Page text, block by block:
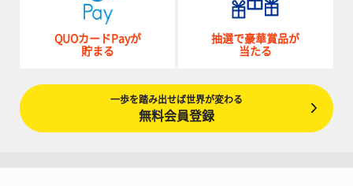
QUOカードPayが
貯まる
抽選で豪華賞品が
当たる
一歩を踏み出せば世界が変わる
無料会員登録